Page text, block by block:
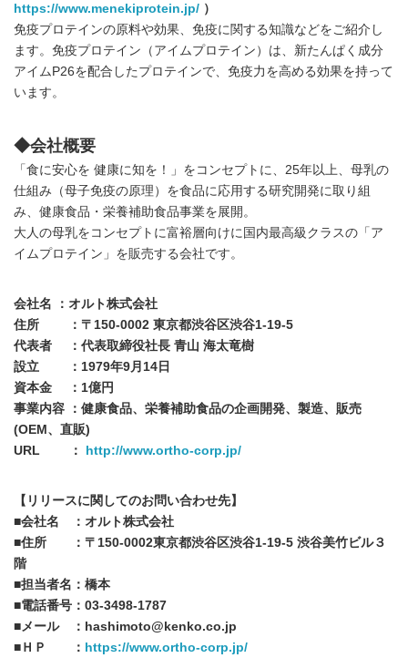
https://www.menekiprotein.jp/ ）
免疫プロテインの原料や効果、免疫に関する知識などをご紹介し
ます。免疫プロテイン（アイムプロテイン）は、新たんぱく成分
アイムP26を配合したプロテインで、免疫力を高める効果を持って
います。
◆会社概要
「食に安心を 健康に知を！」をコンセプトに、25年以上、母乳の
仕組み（母子免疫の原理）を食品に応用する研究開発に取り組
み、健康食品・栄養補助食品事業を展開。
大人の母乳をコンセプトに富裕層向けに国内最高級クラスの「ア
イムプロテイン」を販売する会社です。
会社名 ：オルト株式会社
住所 ：〒150-0002 東京都渋谷区渋谷1-19-5
代表者 ：代表取締役社長 青山 海太竜樹
設立 ：1979年9月14日
資本金 ：1億円
事業内容 ：健康食品、栄養補助食品の企画開発、製造、販売
(OEM、直販)
URL ：
http://www.ortho-corp.jp/
【リリースに関してのお問い合わせ先】
■会社名 ：オルト株式会社
■住所 ：〒150-0002東京都渋谷区渋谷1-19-5 渋谷美竹ビル３
階
■担当者名：橋本
■電話番号：03-3498-1787
■メール ：hashimoto@kenko.co.jp
■ＨＰ ： https://www.ortho-corp.jp/